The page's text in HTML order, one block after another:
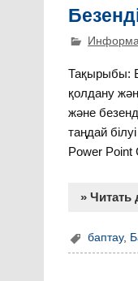
Тақырыбы:
қолдану
және
таңдай
Power Point
» Читать
баптау,